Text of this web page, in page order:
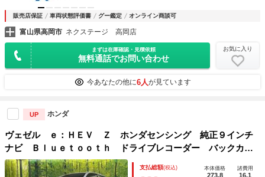
販売店保証 車両状態評価書 グー鑑定 オンライン商談可
富山県高岡市 ネクステージ 高岡店
まずは在庫確認・見積依頼
無料通話でお問い合わせ
お気に入り
今あなたの他に6人が見ています
UP ホンダ
ヴェゼル ｅ：ＨＥＶ Ｚ ホンダセンシング 純正９インチ
ナビ Ｂｌｕｅｔｏｏｔｈ ドライブレコーダー バックカメ
ラ フルセグ 禁煙車 ＬＥＤシーケンシャルランプ フロン
トフォグ 純正１８インチアルミホイール シートヒーター
支払総額(税込) 本体価格
273.8
諸費用
16.1